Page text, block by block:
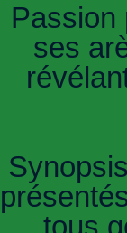
Passion
ses